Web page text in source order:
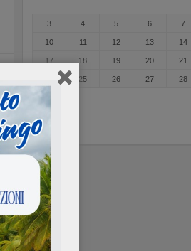
3 4 5 6 7
10 11 12 13 14
17 18 19 20 21
25 26 27 28
« Mag